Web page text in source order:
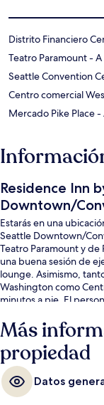
Distrito Financiero
Teatro Paramount- A
Seattle Convention
Centro comercial
Mercado Pike Place-
Residence Inn
Downtown/
Estarás en una
Seattle Downtown/
Teatro Paramount y de
una buena sesión de
lounge. Asimismo,
Washington como
minutos a pie. El
una corta distancia a
6 minutos y Estación
Más
propiedad
Datos